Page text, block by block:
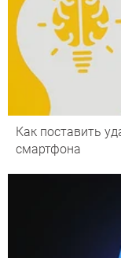
Как поставить
смартфона